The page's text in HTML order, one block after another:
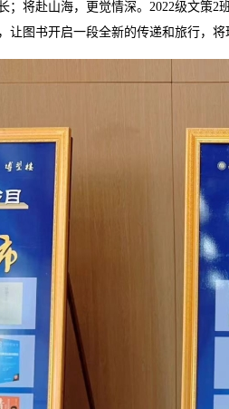
将赴山海，更觉情深。2022级文策2
让图书开启一段全新的传递和旅行，